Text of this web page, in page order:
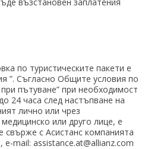
по туристическите пакети е
”. Съгласно Общите условия по
пътуване” при необходимост
24 часа след настъпване на
лично или чрез
или друго лице, е
свърже с Асистанс компанията
е-mail: assistance.at@allianz.com